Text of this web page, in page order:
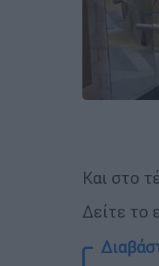
Και στο
Δείτε το